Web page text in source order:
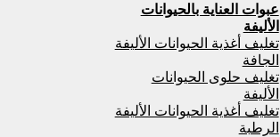
عبوات العناية بالحيوانات
الأليفة
تغليف أغذية الحيوانات الأليفة
الجافة
تغليف حلوى الحيوانات
الأليفة
تغليف أغذية الحيوانات الأليفة
الرطبة